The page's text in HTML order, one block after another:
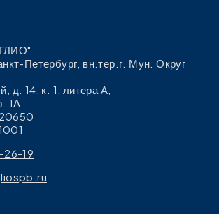
Петербург, вн.тер.г. Мун. Округ
д. 14, к. 1, литера А,
1А
26-19